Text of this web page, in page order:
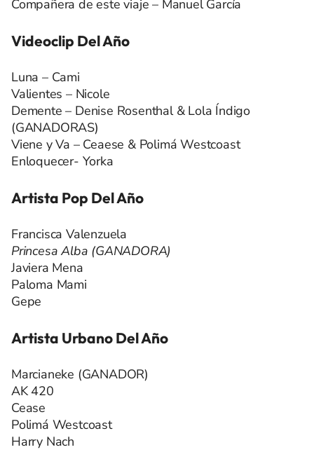
Compañera de este viaje – Manuel García
Videoclip Del Año
Luna – Cami
Valientes – Nicole
Demente – Denise Rosenthal & Lola Índigo
(GANADORAS)
Viene y Va – Ceaese & Polimá Westcoast
Enloquecer- Yorka
Artista Pop Del Año
Francisca Valenzuela
Princesa Alba (GANADORA)
Javiera Mena
Paloma Mami
Gepe
Artista Urbano Del Año
Marcianeke (GANADOR)
AK 420
Cease
Polimá Westcoast
Harry Nach